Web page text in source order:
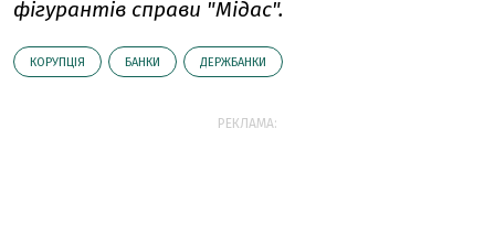
фігурантів справи "Мідас".
КОРУПЦІЯ БАНКИ ДЕРЖБАНКИ
РЕКЛАМА: